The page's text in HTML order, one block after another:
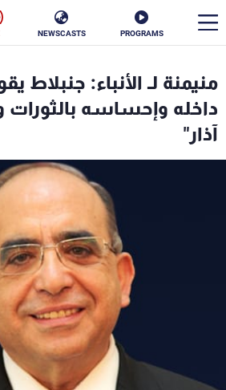
PROGRAMS
NEWSCASTS
منيمنة لـ الأنباء: جنبلاط
آذار"
الأخبار
سياسة
رياضة
شاهد البرامج